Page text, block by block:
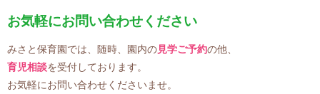
みさと保育園では、随時、園内の見学ご予約の他、
育児相談を受付しております。
お気軽にお問い合わせくださいませ。